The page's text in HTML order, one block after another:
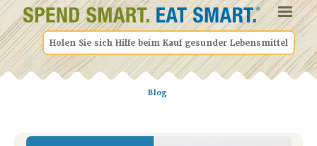
Holen Sie sich Hilfe beim Kauf gesunder Lebensmittel
Blog